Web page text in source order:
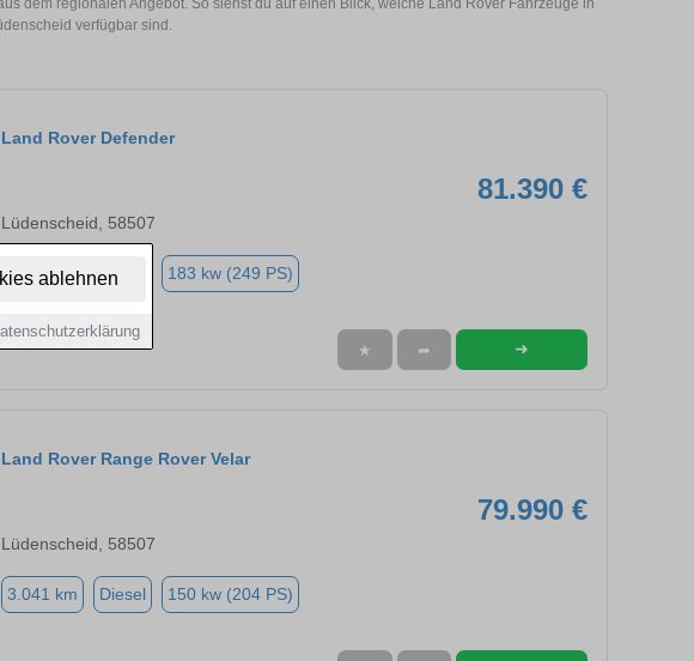
ablehnen
dem regionalen Angebot. So siehst du auf einen Blick, welche Land Rover Fahrzeuge in
verfügbar sind.
Land Rover Defender
81.390 €
Lüdenscheid, 58507
1.547 km Diesel 183 kw (249 PS)
★ ➦ ➜
Land Rover Range Rover Velar
79.990 €
Lüdenscheid, 58507
3.041 km Diesel 150 kw (204 PS)